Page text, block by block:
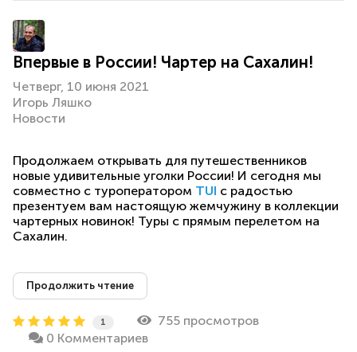
Впервые в России! Чартер на Сахалин!
Четверг, 10 июня 2021
Игорь Ляшко
Новости
Продолжаем открывать для путешественников
новые удивительные уголки России! И сегодня мы
совместно с туроператором TUI с радостью
презентуем вам настоящую жемчужину в коллекции
чартерных новинок! Туры с прямым перелетом на
Сахалин.
Продолжить чтение
1
755 просмотров
0 Комментариев